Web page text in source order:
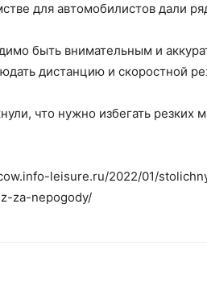
для автомобилистов дали
быть внимательным и
дистанцию и скоростной
что нужно избегать резких
leisure.ru/2022/01/
za-nepogody/